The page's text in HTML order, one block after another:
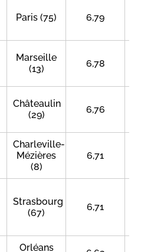
Paris (75) 6,79
Marseille
(13)
6,78
Châteaulin
(29)
6,76
Charleville-
Mézières
(8)
6,71
Strasbourg
(67)
6,71
Orléans